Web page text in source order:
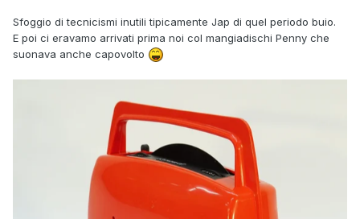
Sfoggio di tecnicismi inutili tipicamente Jap di quel periodo buio.
E poi ci eravamo arrivati prima noi col mangiadischi Penny che
suonava anche capovolto